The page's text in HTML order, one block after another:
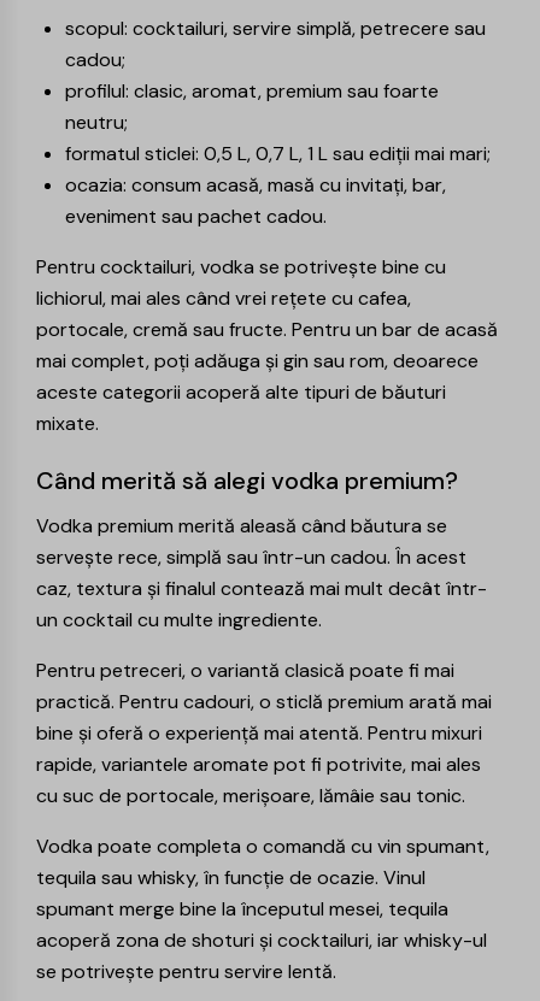
scopul: cocktailuri, servire simplă, petrecere sau
cadou;
profilul: clasic, aromat, premium sau foarte
neutru;
formatul sticlei: 0,5 L, 0,7 L, 1 L sau ediții mai mari;
ocazia: consum acasă, masă cu invitați, bar,
eveniment sau pachet cadou.
Pentru cocktailuri, vodka se potrivește bine cu
lichiorul, mai ales când vrei rețete cu cafea,
portocale, cremă sau fructe. Pentru un bar de acasă
mai complet, poți adăuga și gin sau rom, deoarece
aceste categorii acoperă alte tipuri de băuturi
mixate.
Când merită să alegi vodka premium?
Vodka premium merită aleasă când băutura se
servește rece, simplă sau într-un cadou. În acest
caz, textura și finalul contează mai mult decât într-
un cocktail cu multe ingrediente.
Pentru petreceri, o variantă clasică poate fi mai
practică. Pentru cadouri, o sticlă premium arată mai
bine și oferă o experiență mai atentă. Pentru mixuri
rapide, variantele aromate pot fi potrivite, mai ales
cu suc de portocale, merișoare, lămâie sau tonic.
Vodka poate completa o comandă cu vin spumant,
tequila sau whisky, în funcție de ocazie. Vinul
spumant merge bine la începutul mesei, tequila
acoperă zona de shoturi și cocktailuri, iar whisky-ul
se potrivește pentru servire lentă.